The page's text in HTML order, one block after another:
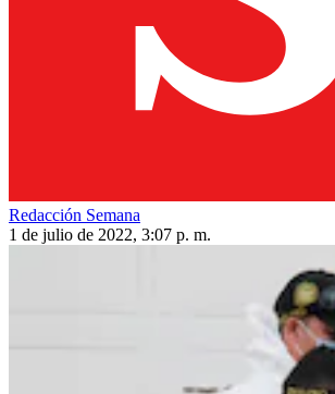
Redacción Semana
1 de julio de 2022, 3:07 p. m.